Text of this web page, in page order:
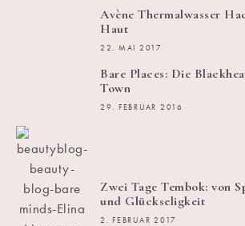
Avène Thermalwasser
Haut
22. MAI 2017
Bare Places: Die
Town
29. FEBRUAR 2016
Zwei Tage Tembok: von
und Glückseligkeit
2. FEBRUAR 2017